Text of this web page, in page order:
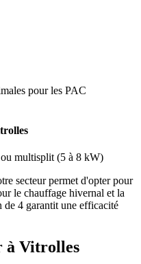
pour les PAC
multisplit (5 à 8 kW)
secteur permet d'opter pour
le chauffage hivernal et la
4 garantit une efficacité
à Vitrolles